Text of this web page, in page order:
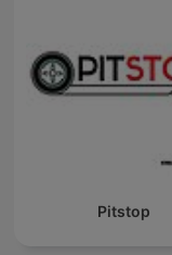
Pitstop